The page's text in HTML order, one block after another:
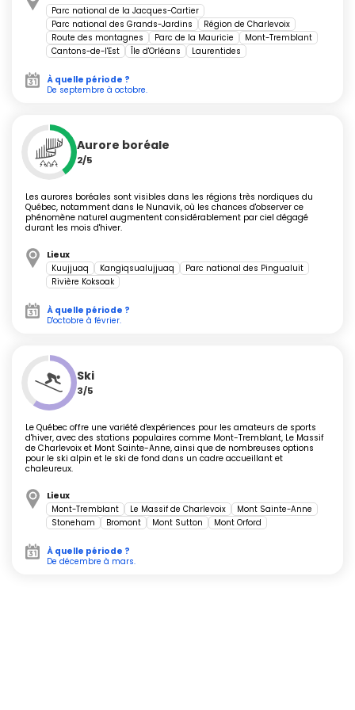
Itinéraires et suggestions de séjour
1 semaine
celui de la Mauricie. Faites un détour par le village
coloré deTadoussacpour l'observation des baleines.
2 semaines
poursuivez vers le parc national de la Gaspésie.
3 semaines: Prolongez vers les Îles-de-la-
Madeleineet la
de-l'Est, découvrez l'
Côte-Nord. Terminez par Ottawa si l'envie vous
prend.
Conseils pratiques et accès
Le Québec est accessible via les aéroports internationaux
Montréal
découverte des parcs et régions isolées, tandis que le train
relie les grandes villes. L'été offre des journées longues et
propices aux activités en extérieur, tandis que l'hiver exige
des vêtements chauds et adaptés. Certains parcs
nationaux nécessitent une réservation en haute saison ou
pour les activités populaires.
Parc national de la Jacques-Cartier
Parc national des Grands-Jardins
Région de Charlevoix
Route des montagnes
Parc de la Mauricie
Mont-Tremblant
Cantons-de-l'Est
Île d'Orléans Laurentides
À quelle période ?
De septembre à octobre.
Aurore boréale
2/5
Les aurores boréales sont visibles dans les régions très nordiques du
Québec, notamment dans le Nunavik, où les chances d'observer ce
phénomène naturel augmentent considérablement par ciel dégagé
durant les mois d'hiver.
Lieux
Kuujjuaq Kangiqsualujjuaq
Parc national des Pingualuit
Rivière Koksoak
À quelle période ?
D'octobre à février.
Ski
3/5
Le Québec offre une variété d'expériences pour les amateurs de sports
d'hiver, avec des stations populaires comme Mont-Tremblant, Le Massif
de Charlevoix et Mont Sainte-Anne, ainsi que de nombreuses options
pour le ski alpin et le ski de fond dans un cadre accueillant et
chaleureux.
Lieux
Mont-Tremblant Le Massif de Charlevoix
Mont Sainte-Anne
Stoneham
Bromont Mont Sutton Mont Orford
À quelle période ?
De décembre à mars.